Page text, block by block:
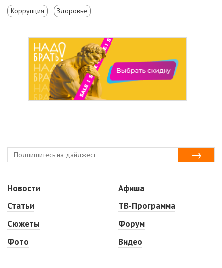
Коррупция Здоровье
Новости
Статьи
Сюжеты
Фото
Афиша
ТВ-Программа
Форум
Видео